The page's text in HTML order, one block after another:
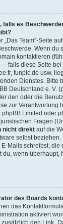
falls es
„Das Team“-Seite
Wenn du
kontaktieren
falls diese Seite bei
funpic.de usw.
Dienstes. Bitte
Deutschland e. V.
den oder die
zur Verantwortung
Limited oder
Fragen
nicht direkt auf die
selbst beziehen.
Mails schreibst, die
du, wenn überhaupt,
des Boards
das
aktiviert
den Link